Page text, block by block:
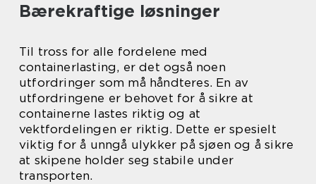
Bærekraftige løsninger
Til tross for alle fordelene med
containerlasting, er det også noen
utfordringer som må håndteres. En av
utfordringene er behovet for å sikre at
containerne lastes riktig og at
vektfordelingen er riktig. Dette er spesielt
viktig for å unngå ulykker på sjøen og å sikre
at skipene holder seg stabile under
transporten.